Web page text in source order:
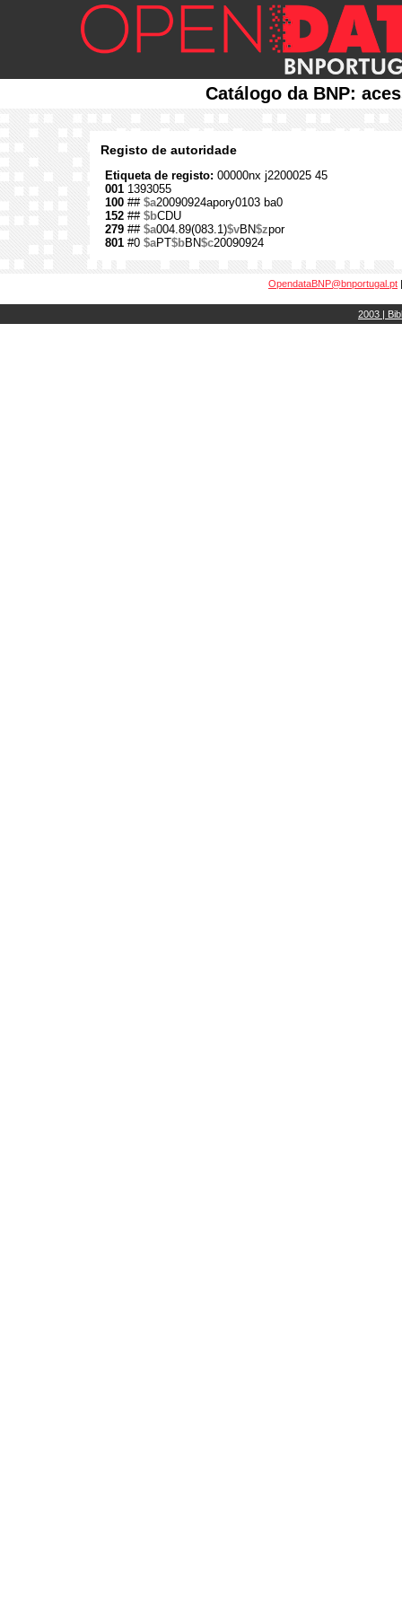
Catálogo da BNP:
Registo de autoridade
Etiqueta de registo: 00000nx j2200025 45
001 1393055
100 ## $a20090924apory0103 ba0
152 ## $bCDU
279 ## $a004.89(083.1)$vBN$zpor
801 #0 $aPT$bBN$c20090924
OpendataBNP@bnportugal.pt
2003 |